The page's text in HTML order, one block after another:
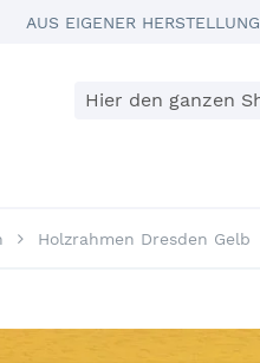
AUS EIGENER HERSTELLUNG
Suche
Holzrahmen Dresden Gelb